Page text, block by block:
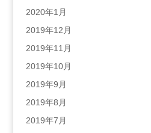
2020年1月
2019年12月
2019年11月
2019年10月
2019年9月
2019年8月
2019年7月